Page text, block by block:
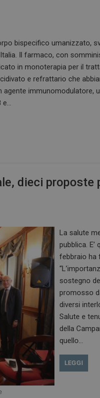
bispecifico umanizzato,
Il farmaco, con
in monoterapia per il
e refrattario che
agente immunomodulatore,
e…
dieci proposte
La salute
pubblica.
febbraio ha
sostegno
promosso
diversi
Salute e
della
quello…
LEGGI